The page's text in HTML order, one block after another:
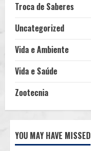
Troca de Saberes
Uncategorized
Vida e Ambiente
Vida e Saúde
Zootecnia
YOU MAY HAVE MISSED